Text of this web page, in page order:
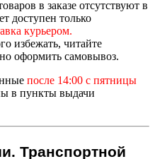
в заказе отсутствуют в
доступен только
курьером.
избежать, читайте
оформить самовывоз.
после 14:00 с пятницы
в пункты выдачи
Транспортной